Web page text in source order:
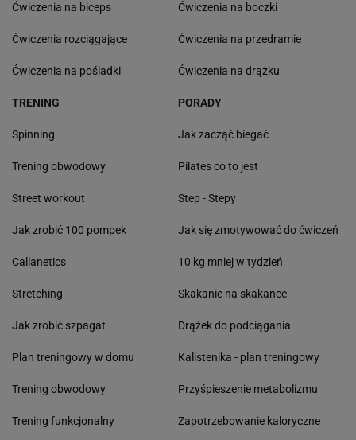
Ćwiczenia na biceps
Ćwiczenia rozciągające
Ćwiczenia na pośladki
Ćwiczenia na boczki
Ćwiczenia na przedramie
Ćwiczenia na drążku
TRENING
Spinning
Trening obwodowy
Street workout
Jak zrobić 100 pompek
Callanetics
Stretching
Jak zrobić szpagat
Plan treningowy w domu
Trening obwodowy
Trening funkcjonalny
PORADY
Jak zacząć biegać
Pilates co to jest
Step - Stepy
Jak się zmotywować do ćwiczeń
10 kg mniej w tydzień
Skakanie na skakance
Drążek do podciągania
Kalistenika - plan treningowy
Przyśpieszenie metabolizmu
Zapotrzebowanie kaloryczne